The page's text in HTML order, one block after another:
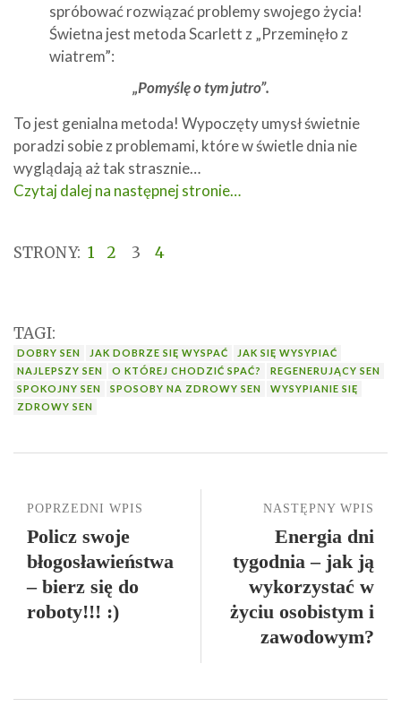
spróbować rozwiązać problemy swojego życia!
Świetna jest metoda Scarlett z „Przeminęło z
wiatrem”:
„Pomyślę o tym jutro”.
To jest genialna metoda! Wypoczęty umysł świetnie
poradzi sobie z problemami, które w świetle dnia nie
wyglądają aż tak strasznie…
Czytaj dalej na następnej stronie…
STRONY: 1 2 3 4
TAGI:
DOBRY SEN JAK DOBRZE SIĘ WYSPAĆ
JAK SIĘ WYSYPIAĆ
NAJLEPSZY SEN
O KTÓREJ CHODZIĆ SPAĆ?
REGENERUJĄCY SEN
SPOKOJNY SEN
SPOSOBY NA ZDROWY SEN
WYSYPIANIE SIĘ
ZDROWY SEN
NASTĘPNY WPIS
Energia dni
tygodnia – jak ją
wykorzystać w
życiu osobistym i
zawodowym?
POPRZEDNI WPIS
Policz swoje
błogosławieństwa
– bierz się do
roboty!!! :)